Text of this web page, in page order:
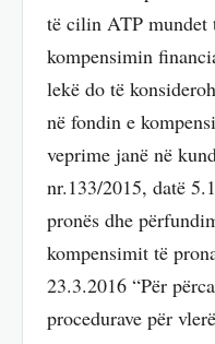
të cilin ATP mundet
kompensimin
lekë do të
në fondin e
veprime janë në
nr.133/2015, datë
pronës dhe
kompensimit të
23.3.2016 “Për
procedurave për